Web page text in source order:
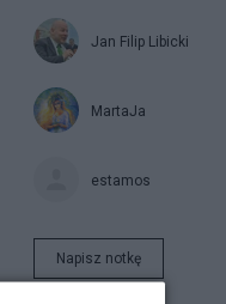
Jan Filip Libicki
MartaJa
estamos
Napisz notkę